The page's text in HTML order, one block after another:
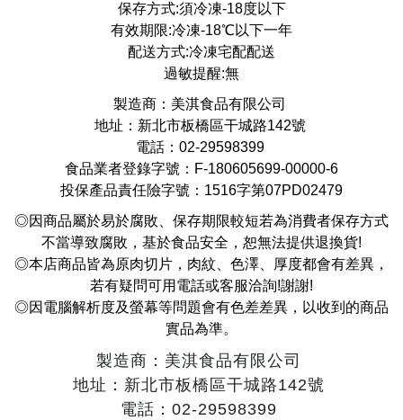
保存方式:須冷凍-18度以下
有效期限:冷凍-18℃以下一年
配送方式:冷凍宅配配送
過敏提醒:無
製造商：美淇食品有限公司
地址：新北市板橋區干城路142號
電話：02-29598399
食品業者登錄字號：F-180605699-00000-6
投保產品責任險字號：1516字第07PD02479
◎因商品屬於易於腐敗、保存期限較短若為消費者保存方式
不當導致腐敗，基於食品安全，恕無法提供退換貨!
◎本店商品皆為原肉切片，肉紋、色澤、厚度都會有差異，
若有疑問可用電話或客服洽詢!謝謝!
◎因電腦解析度及螢幕等問題會有色差差異，以收到的商品
實品為準。
製造商：美淇食品有限公司
地址：新北市板橋區干城路142號
電話：02-29598399